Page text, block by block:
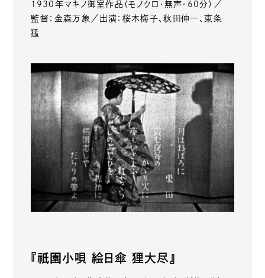
1930年マキノ御室作品（モノクロ・無声・60分）／
監督：金森万象／出演：桜木梅子、秋田伸一、東条
猛
『祇園小唄 絵日傘 狸大尽』